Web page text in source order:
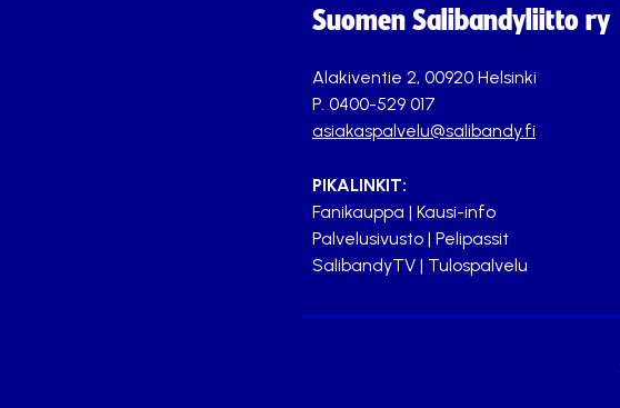
Suomen Salibandyliitto ry
Alakiventie 2, 00920 Helsinki
P. 0400-529 017
asiakaspalvelu@salibandy.fi
PIKALINKIT:
Fanikauppa | Kausi-info
Palvelusivusto | Pelipassit
SalibandyTV | Tulospalvelu